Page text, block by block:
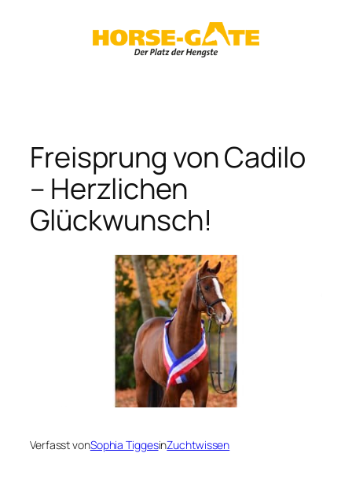
Freisprung von Cadilo
– Herzlichen
Glückwunsch!
Verfasst vonSophia TiggesinZuchtwissen